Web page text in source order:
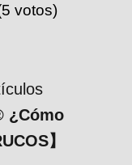
votos)
¿Cómo
】